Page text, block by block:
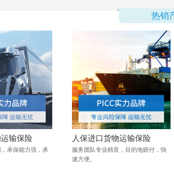
热销
输保险
承保能力强，承
人保进口货物运输保险
服务团队专业精良，目的地赔付，快
速方便。